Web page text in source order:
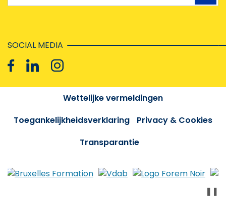
SOCIAL MEDIA
Wettelijke vermeldingen
Toegankelijkheidsverklaring
Privacy & Cookies
Transparantie
❚❚